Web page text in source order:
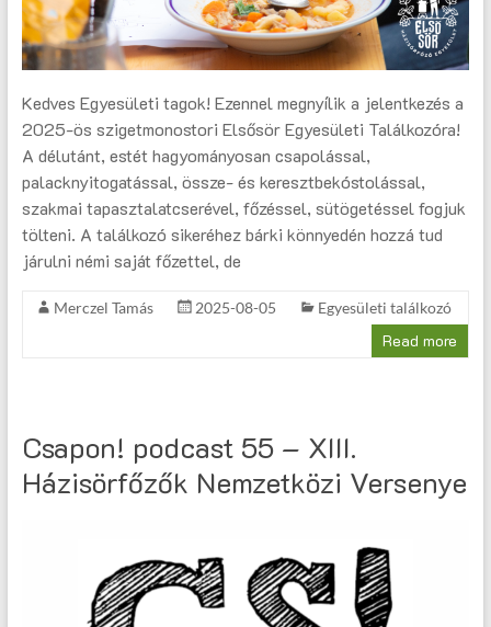
Kedves Egyesületi tagok! Ezennel megnyílik a jelentkezés a
2025-ös szigetmonostori Elsősör Egyesületi Találkozóra!
A délutánt, estét hagyományosan csapolással,
palacknyitogatással, össze- és keresztbekóstolással,
szakmai tapasztalatcserével, főzéssel, sütögetéssel fogjuk
tölteni. A találkozó sikeréhez bárki könnyedén hozzá tud
járulni némi saját főzettel, de
Merczel Tamás 2025-08-05 Egyesületi találkozó
Read more
Csapon! podcast 55 – XIII.
Házisörfőzők Nemzetközi Versenye